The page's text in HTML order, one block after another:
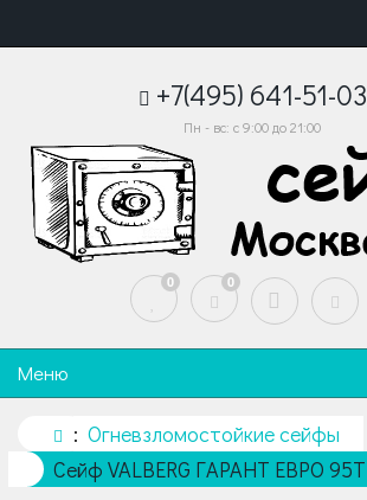
+7(495) 641-51-03
Пн - вс: с 9:00 до 21:00
0 0
Меню
Огневзломостойкие сейфы
Сейф VALBERG ГАРАНТ ЕВРО 95T